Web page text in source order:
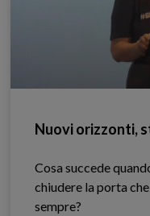
Nuovi orizzonti,
Cosa succede
chiudere la porta
sempre?